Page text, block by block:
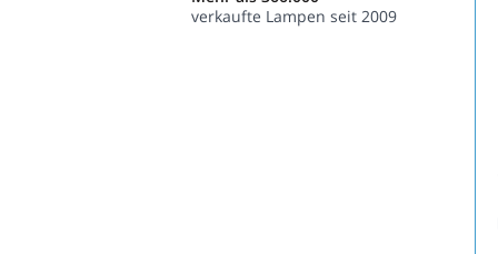
verkaufte Lampen seit 2009